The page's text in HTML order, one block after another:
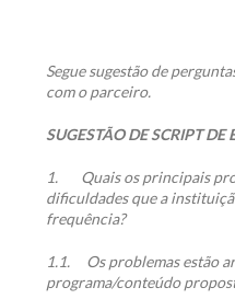
Segue sugestão de
com o parceiro.
SUGESTÃO DE SCRIPT DE
1. Quais os principais
dificuldades que a
frequência?
1.1. Os problemas estão
programa/conteúdo